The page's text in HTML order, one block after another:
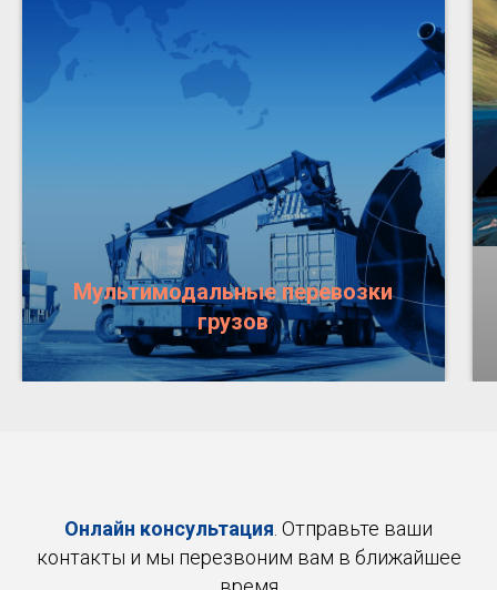
Мультимодальные перевозки
грузов
Онлайн консультация . Отправьте ваши
контакты и мы перезвоним вам в ближайшее